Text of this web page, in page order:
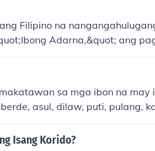
Filipino na
Adarna,&quot; ang
sa kawalan nito ng pisikal
sa mga ibon na may
asul, dilaw, puti, pulang,
sa mga katangian at
sa kwento dahil sa
Isang Korido?